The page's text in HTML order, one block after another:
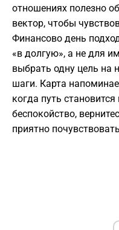
отношениях полезно
вектор, чтобы
Финансово день
«в долгую», а не для
выбрать одну цель на
шаги. Карта
когда путь
беспокойство,
приятно